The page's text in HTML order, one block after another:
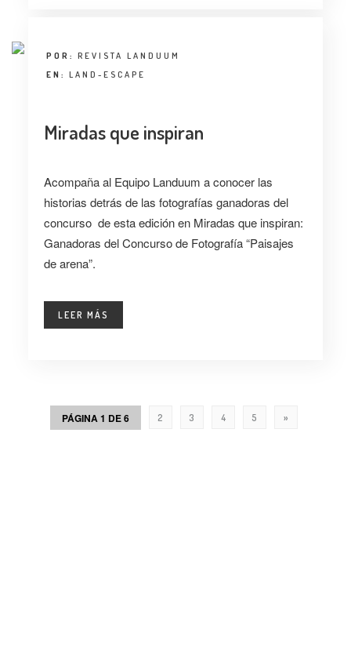
POR: REVISTA LANDUUM
EN: LAND-ESCAPE
Miradas que inspiran
Acompaña al Equipo Landuum a conocer las
historias detrás de las fotografías ganadoras del
concurso de esta edición en Miradas que inspiran:
Ganadoras del Concurso de Fotografía “Paisajes
de arena”.
LEER MÁS
PÁGINA 1 DE 6 2 3 4 5 »